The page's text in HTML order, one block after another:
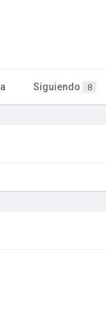
Siguiendo 8